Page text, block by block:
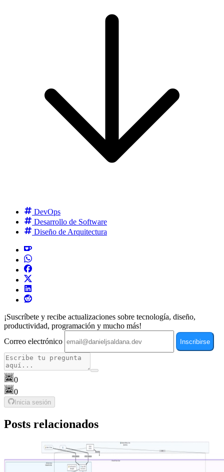
DevOps
Desarrollo de Software
Diseño de Arquitectura
¡Suscríbete y recibe actualizaciones sobre tecnología, diseño,
productividad, programación y mucho más!
Correo electrónico
Inscribirse
0
0
Inicia sesión
Posts relacionados